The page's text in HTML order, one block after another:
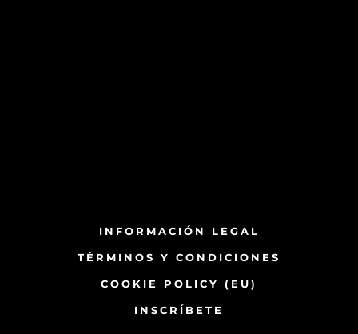
INFORMACIÓN LEGAL
TÉRMINOS Y CONDICIONES
COOKIE POLICY (EU)
INSCRÍBETE​